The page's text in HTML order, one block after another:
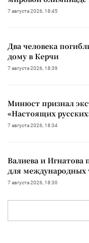
7 августа 2026, 18:45
Два человека
дому в Керчи
7 августа 2026, 18:39
Минюст признал
«Настоящих
7 августа 2026, 18:34
Валиева и Игнатова
для международных
7 августа 2026, 18:30